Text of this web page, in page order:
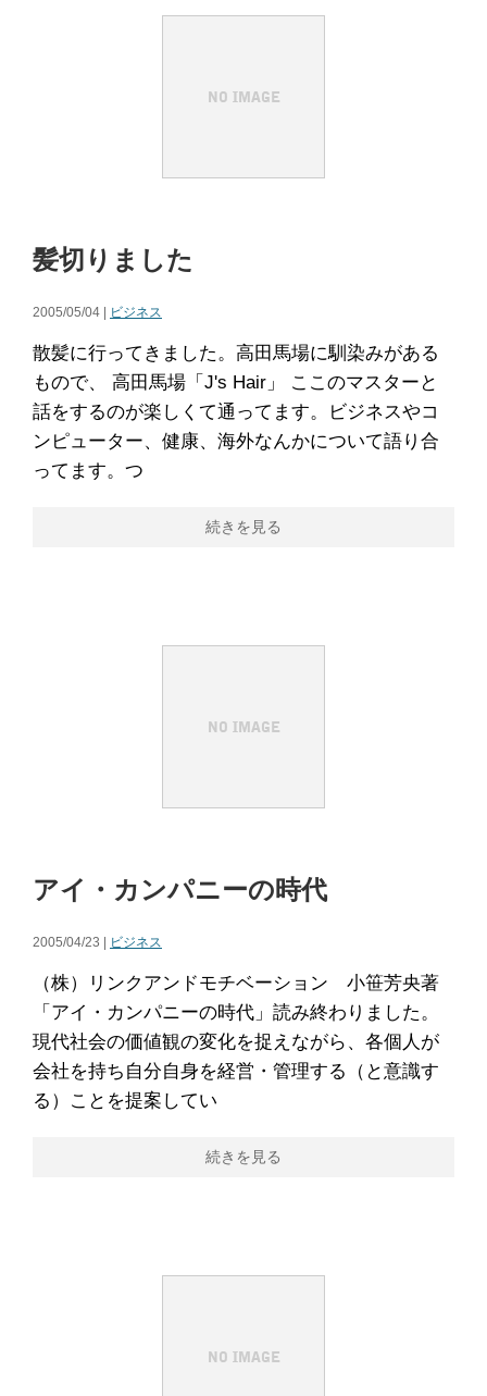
髪切りました
2005/05/04 | ビジネス
散髪に行ってきました。高田馬場に馴染みがある
もので、 高田馬場「J's Hair」 ここのマスターと
話をするのが楽しくて通ってます。ビジネスやコ
ンピューター、健康、海外なんかについて語り合
ってます。つ
続きを見る
アイ・カンパニーの時代
2005/04/23 | ビジネス
（株）リンクアンドモチベーション 小笹芳央著
「アイ・カンパニーの時代」読み終わりました。
現代社会の価値観の変化を捉えながら、各個人が
会社を持ち自分自身を経営・管理する（と意識す
る）ことを提案してい
続きを見る